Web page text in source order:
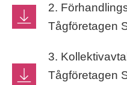
2.
Tågföretagen
3.
Tågföretagen